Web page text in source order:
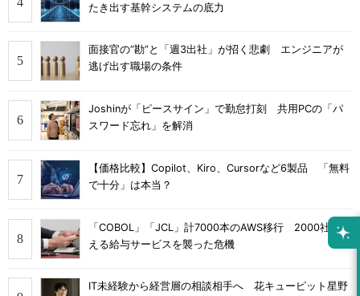
たき出す基幹システムの底力
面接官の“勘”と「週3出社」が招く悲劇 エンジニアが
逃げ出す職場の条件
Joshinが「ピースサイン」で勤怠打刻 共用PCの「パ
スワード忘れ」を解消
【価格比較】Copilot、Kiro、Cursorなど6製品 「無料
で十分」は本当？
「COBOL」「JCL」計7000本のAWS移行 2000社を支
える給与サービスを襲った危機
IT未経験から経営層の相談相手へ 花キューピット星野